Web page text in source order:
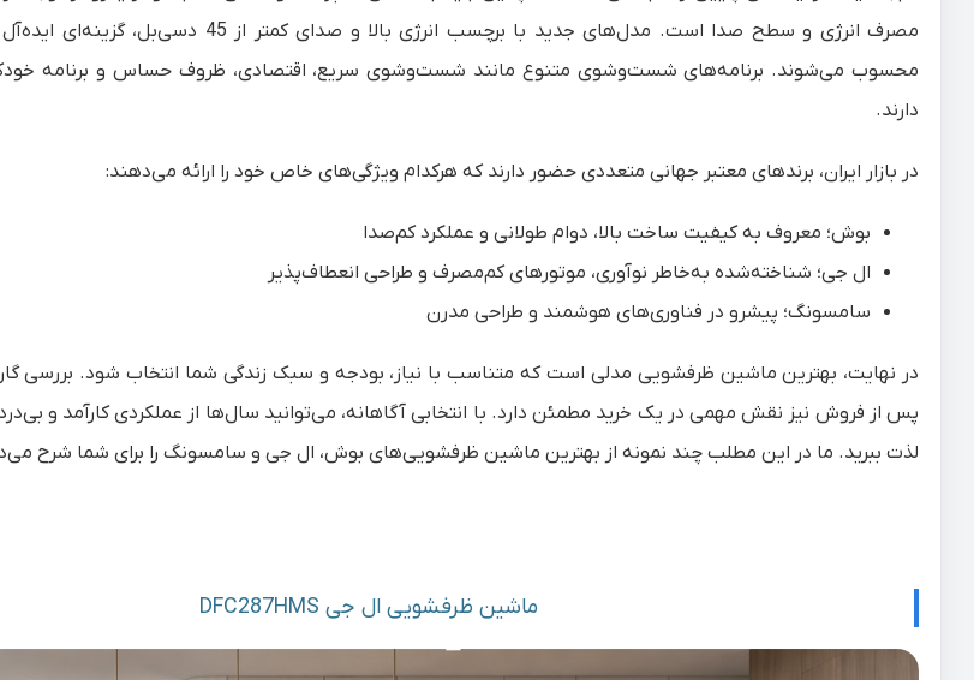
مصرف انرژی و سطح صدا است. مدل‌های جدید با برچسب انرژی بالا و
محسوب می‌شوند. برنامه‌های شست‌وشوی متنوع مانند شست‌وشوی سریع، اقتصادی، ظروف حساس و برنامه
دارند.
در بازار ایران، برندهای معتبر جهانی متعددی حضور دارند که هرکدام ویژگی‌های خاص خود را ارائه می‌دهند:
بوش؛ معروف به کیفیت ساخت بالا، دوام طولانی و عملکرد کم‌صدا
ال‌ جی؛ شناخته‌شده به‌خاطر نوآوری، موتورهای کم‌مصرف و طراحی انعطاف‌پذیر
سامسونگ؛ پیشرو در فناوری‌های هوشمند و طراحی مدرن
در نهایت، بهترین ماشین ظرفشویی مدلی است که متناسب با نیاز، بودجه و سبک زندگی شما انتخاب شود. بررسی
پس از فروش نیز نقش مهمی در یک خرید مطمئن دارد. با انتخابی آگاهانه، می‌توانید سال‌ها از عملکردی کارآمد و
لذت ببرید. ما در این مطلب چند نمونه از بهترین ماشین ظرفشویی‌های بوش، ال جی و سامسونگ را برای شما شرح
ماشین ظرفشویی ال جی DFC287HMS